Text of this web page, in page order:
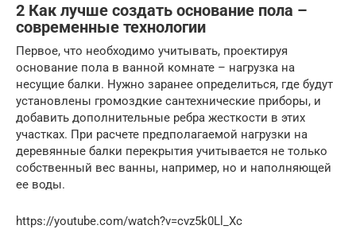
2 Как лучше создать основание пола –
современные технологии
Первое, что необходимо учитывать, проектируя
основание пола в ванной комнате – нагрузка на
несущие балки. Нужно заранее определиться, где будут
установлены громоздкие сантехнические приборы, и
добавить дополнительные ребра жесткости в этих
участках. При расчете предполагаемой нагрузки на
деревянные балки перекрытия учитывается не только
собственный вес ванны, например, но и наполняющей
ее воды.
https://youtube.com/watch?v=cvz5k0Ll_Xc